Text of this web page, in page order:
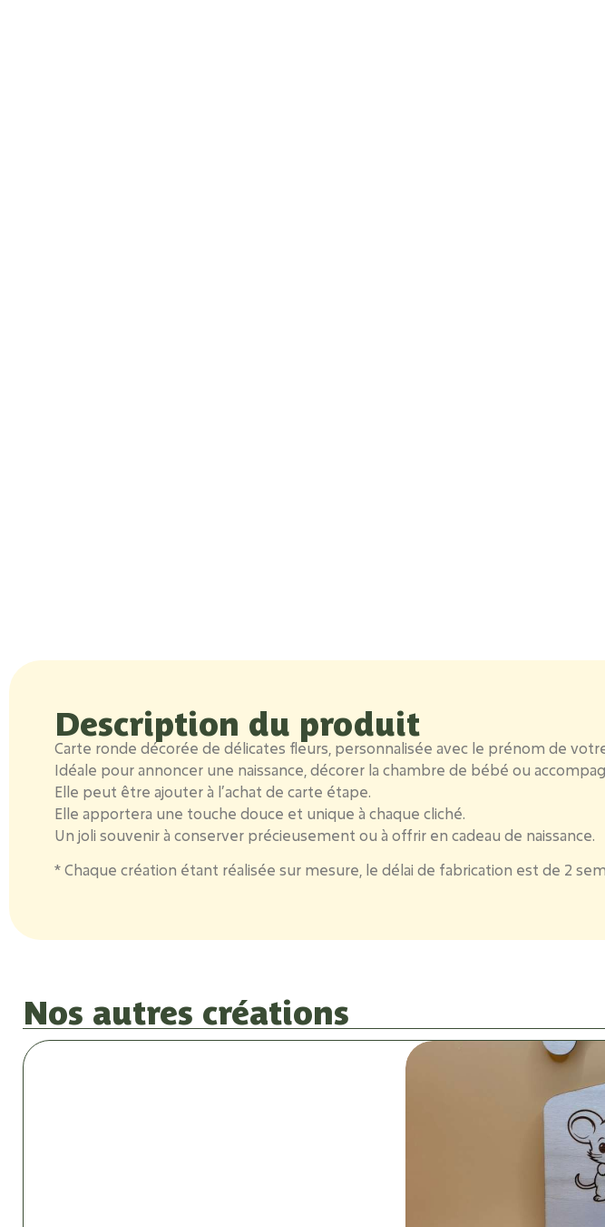
Description du produit
Carte ronde décorée de délicates fleurs, personnalisée avec le prénom de
Idéale pour annoncer une naissance, décorer la chambre de bébé ou
Elle peut être ajouter à l’achat de carte étape.
Elle apportera une touche douce et unique à chaque cliché.
Un joli souvenir à conserver précieusement ou à offrir en cadeau de naissance.
* Chaque création étant réalisée sur mesure, le délai de fabrication est de 2
Nos autres créations